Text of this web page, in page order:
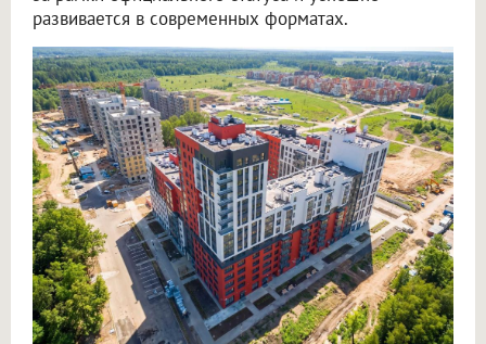
развивается в современных форматах.